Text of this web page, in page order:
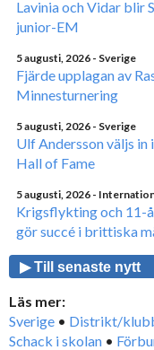
Lavinia och Vidar blir
junior-EM
5 augusti, 2026 - Sverige
Fjärde upplagan av
Minnesturnering
5 augusti, 2026 - Sverige
Ulf Andersson väljs in
Hall of Fame
5 augusti, 2026 -
Krigsflykting och 11-
gör succé i brittiska
▶ Till senaste nytt
Läs mer:
Sverige • Distrikt/
Schack i skolan •